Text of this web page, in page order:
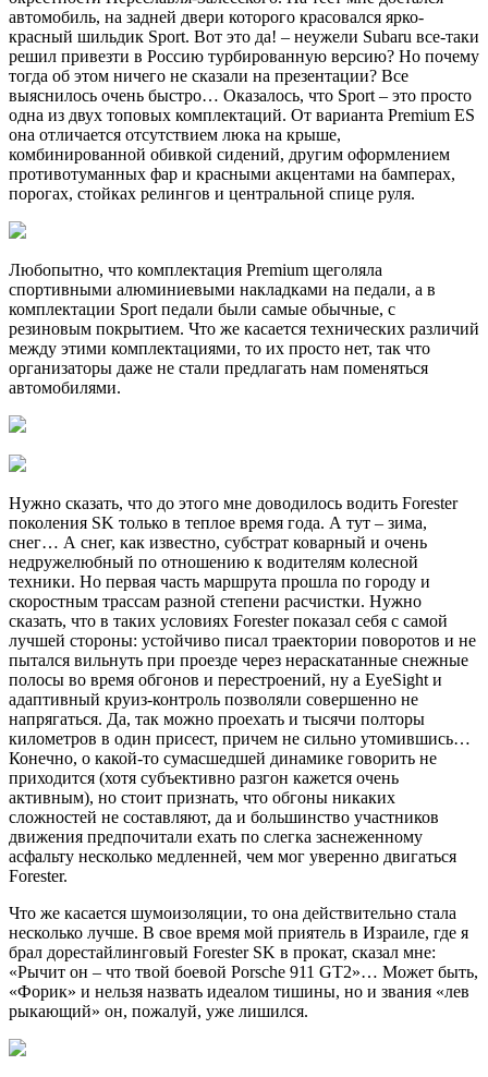
автомобиль, на задней двери которого красовался ярко-
красный шильдик Sport. Вот это да! – неужели Subaru все-таки
решил привезти в Россию турбированную версию? Но почему
тогда об этом ничего не сказали на презентации? Все
выяснилось очень быстро… Оказалось, что Sport – это просто
одна из двух топовых комплектаций. От варианта Premium ES
она отличается отсутствием люка на крыше,
комбинированной обивкой сидений, другим оформлением
противотуманных фар и красными акцентами на бамперах,
порогах, стойках релингов и центральной спице руля.
Любопытно, что комплектация Premium щеголяла
спортивными алюминиевыми накладками на педали, а в
комплектации Sport педали были самые обычные, с
резиновым покрытием. Что же касается технических различий
между этими комплектациями, то их просто нет, так что
организаторы даже не стали предлагать нам поменяться
автомобилями.
Нужно сказать, что до этого мне доводилось водить Forester
поколения SK только в теплое время года. А тут – зима,
снег… А снег, как известно, субстрат коварный и очень
недружелюбный по отношению к водителям колесной
техники. Но первая часть маршрута прошла по городу и
скоростным трассам разной степени расчистки. Нужно
сказать, что в таких условиях Forester показал себя с самой
лучшей стороны: устойчиво писал траектории поворотов и не
пытался вильнуть при проезде через нераскатанные снежные
полосы во время обгонов и перестроений, ну а EyeSight и
адаптивный круиз-контроль позволяли совершенно не
напрягаться. Да, так можно проехать и тысячи полторы
километров в один присест, причем не сильно утомившись…
Конечно, о какой-то сумасшедшей динамике говорить не
приходится (хотя субъективно разгон кажется очень
активным), но стоит признать, что обгоны никаких
сложностей не составляют, да и большинство участников
движения предпочитали ехать по слегка заснеженному
асфальту несколько медленней, чем мог уверенно двигаться
Forester.
Что же касается шумоизоляции, то она действительно стала
несколько лучше. В свое время мой приятель в Израиле, где я
брал дорестайлинговый Forester SK в прокат, сказал мне:
«Рычит он – что твой боевой Porsche 911 GT2»… Может быть,
«Форик» и нельзя назвать идеалом тишины, но и звания «лев
рыкающий» он, пожалуй, уже лишился.